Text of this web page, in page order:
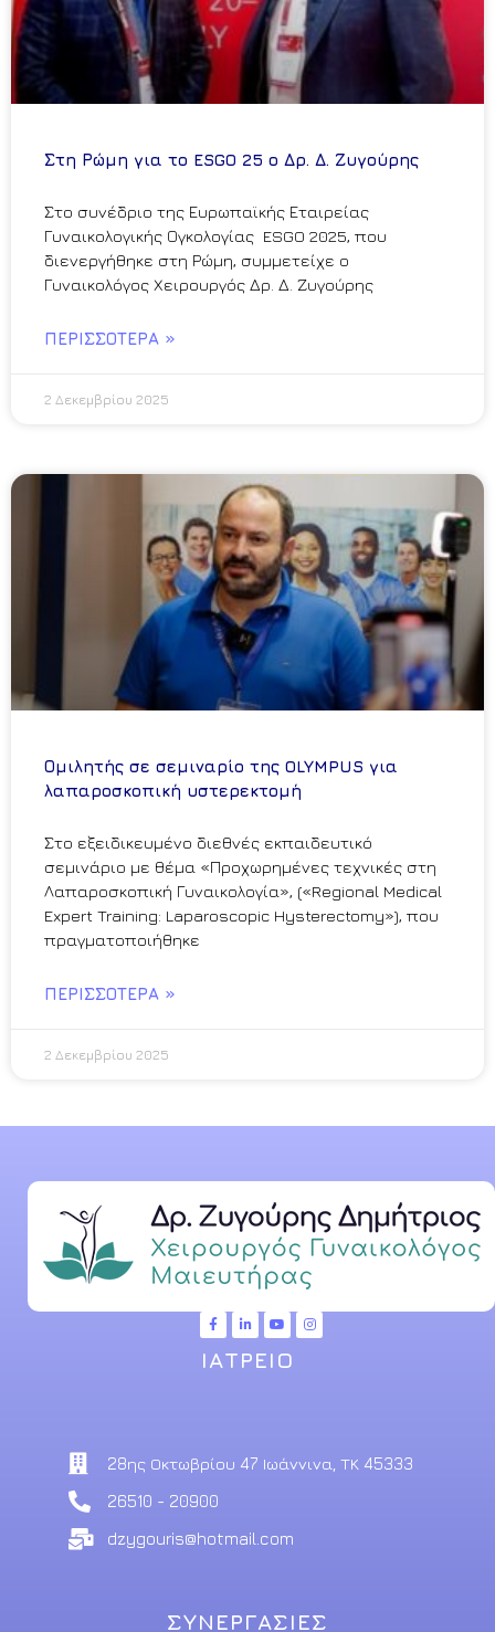
Στη Ρώμη για το ESGO 25 ο Δρ. Δ. Ζυγούρης
Στο συνέδριο της Ευρωπαϊκής Εταιρείας
Γυναικολογικής Ογκολογίας ESGO 2025, που
διενεργήθηκε στη Ρώμη, συμμετείχε ο
Γυναικολόγος Χειρουργός Δρ. Δ. Ζυγούρης
ΠΕΡΙΣΣΌΤΕΡΑ »
2 Δεκεμβρίου 2025
Ομιλητής σε σεμιναρίο της OLYMPUS για
λαπαροσκοπική υστερεκτομή
Στο εξειδικευμένο διεθνές εκπαιδευτικό
σεμινάριο με θέμα «Προχωρημένες τεχνικές στη
Λαπαροσκοπική Γυναικολογία», («Regional Medical
Expert Training: Laparoscopic Hysterectomy»), που
πραγματοποιήθηκε
ΠΕΡΙΣΣΌΤΕΡΑ »
2 Δεκεμβρίου 2025
ΙΑΤΡΕΙΟ
28ης Οκτωβρίου 47 Ιωάννινα, ΤΚ 45333
26510 - 20900
dzygouris@hotmail.com
ΣΥΝΕΡΓΑΣΙΕΣ